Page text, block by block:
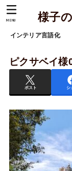
様子
インテリア言語化
MENU
ピクサベイ様
ポスト シ